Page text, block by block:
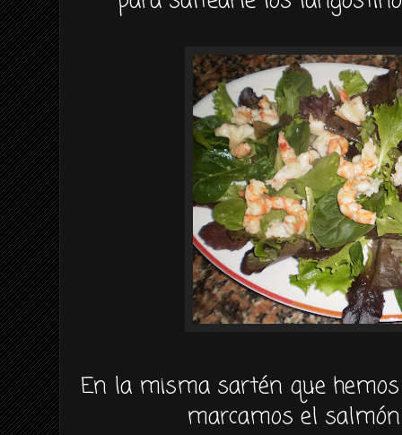
En la misma sartén que
marcamos el